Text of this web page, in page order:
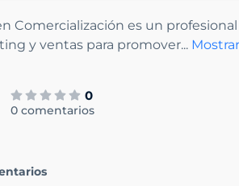
Comercialización es un
y ventas para promover...
0
0 comentarios